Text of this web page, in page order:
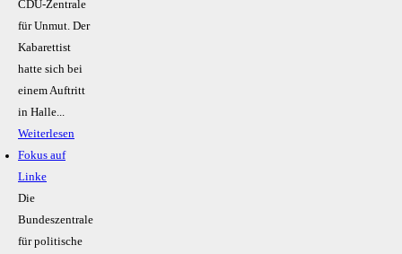
CDU-Zentrale
für Unmut. Der
Kabarettist
hatte sich bei
einem Auftritt
in Halle...
Weiterlesen
Fokus auf
Linke
Die
Bundeszentrale
für politische